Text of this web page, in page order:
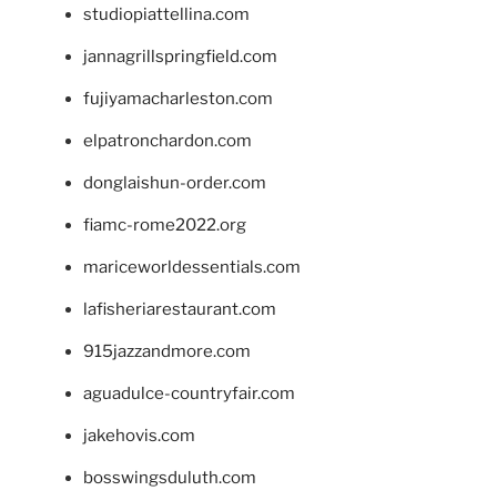
studiopiattellina.com
jannagrillspringfield.com
fujiyamacharleston.com
elpatronchardon.com
donglaishun-order.com
fiamc-rome2022.org
mariceworldessentials.com
lafisheriarestaurant.com
915jazzandmore.com
aguadulce-countryfair.com
jakehovis.com
bosswingsduluth.com